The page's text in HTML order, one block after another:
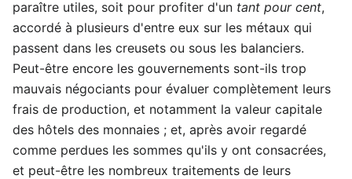
paraître utiles, soit pour profiter d'un tant pour cent,
accordé à plusieurs d'entre eux sur les métaux qui
passent dans les creusets ou sous les balanciers.
Peut-être encore les gouvernements sont-ils trop
mauvais négociants pour évaluer complètement leurs
frais de production, et notamment la valeur capitale
des hôtels des monnaies ; et, après avoir regardé
comme perdues les sommes qu'ils y ont consacrées,
et peut-être les nombreux traitements de leurs